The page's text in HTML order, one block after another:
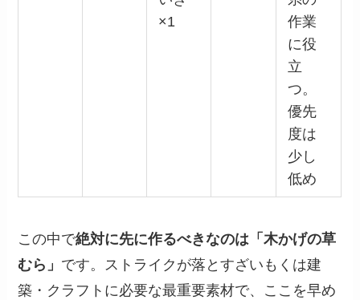
×1
作業
に役
立
つ。
優先
度は
少し
低め
この中で絶対に先に作るべきなのは「木かげの草
むら」 です。ストライクが落とすざいもくは建
築・クラフトに必要な最重要素材で、ここを早め